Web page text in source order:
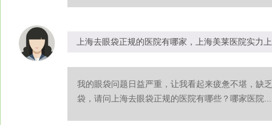
上海去眼袋正规的医院有哪家，上海美莱医院实力
我的眼袋问题日益严重，让我看起来疲惫不堪，缺
袋，请问上海去眼袋正规的医院有哪些？哪家医院...